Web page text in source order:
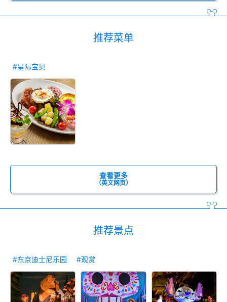
推荐菜单
#星际宝贝
查看更多
（英文网页）
推荐景点
#东京迪士尼乐园 #观赏